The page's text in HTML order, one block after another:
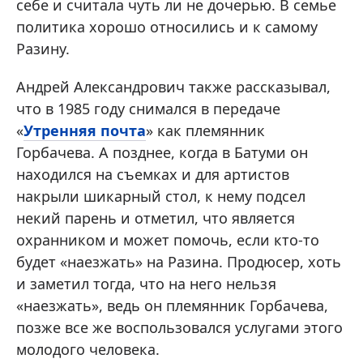
себе и считала чуть ли не дочерью. В семье
политика хорошо относились и к самому
Разину.
Андрей Александрович также рассказывал,
что в 1985 году снимался в передаче
«Утренняя почта» как племянник
Горбачева. А позднее, когда в Батуми он
находился на съемках и для артистов
накрыли шикарный стол, к нему подсел
некий парень и отметил, что является
охранником и может помочь, если кто-то
будет «наезжать» на Разина. Продюсер, хоть
и заметил тогда, что на него нельзя
«наезжать», ведь он племянник Горбачева,
позже все же воспользовался услугами этого
молодого человека.